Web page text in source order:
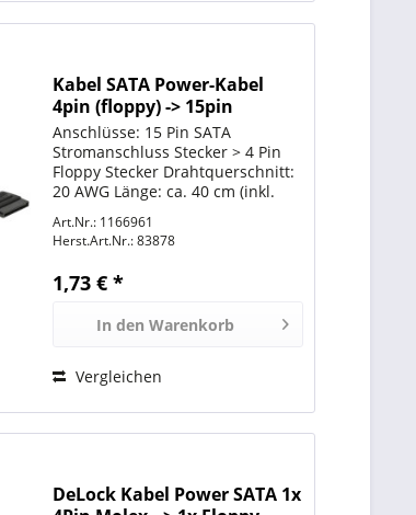
Kabel SATA Power-Kabel
4pin (floppy) -> 15pin
(gerade) *DeLock*
Anschlüsse: 15 Pin SATA
Stromanschluss Stecker > 4 Pin
Floppy Stecker Drahtquerschnitt:
20 AWG Länge: ca. 40 cm (inkl.
Art.Nr.: 1166961
Herst.Art.Nr.:83878
1,73 € *
In den Warenkorb
Vergleichen
DeLock Kabel Power SATA 1x